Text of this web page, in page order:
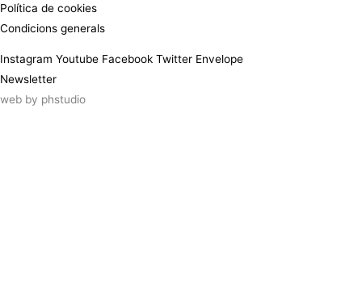
Política de cookies
Condicions generals
Instagram Youtube Facebook Twitter Envelope
Newsletter
web by phstudio